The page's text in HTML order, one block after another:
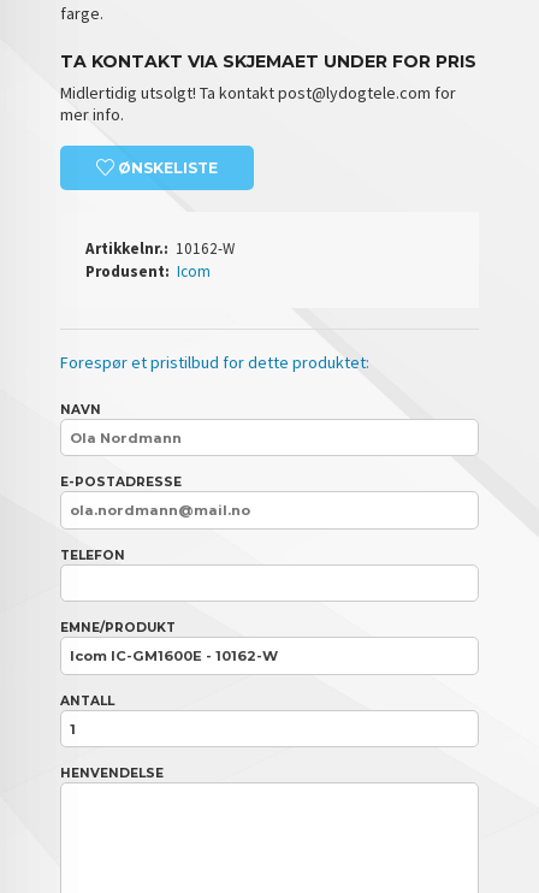
farge.
TA KONTAKT VIA SKJEMAET UNDER FOR PRIS
Midlertidig utsolgt! Ta kontakt post@lydogtele.com for
mer info.
ØNSKELISTE
Artikkelnr.: 10162-W
Produsent: Icom
Forespør et pristilbud for dette produktet:
NAVN
E-POSTADRESSE
TELEFON
EMNE/PRODUKT
ANTALL
HENVENDELSE